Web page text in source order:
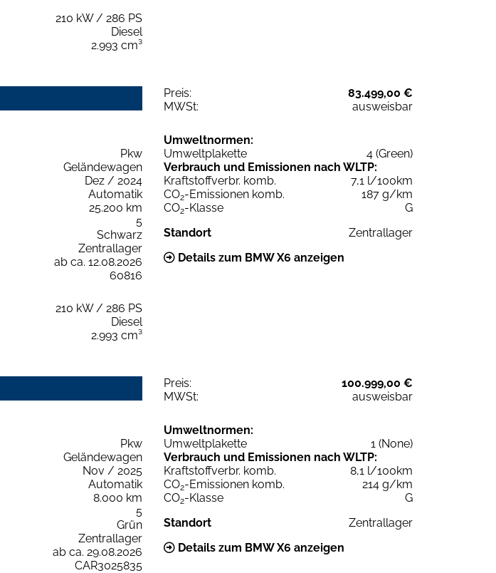
210 kW / 286 PS
Diesel
2.993 cm³
Preis:
83.499,00 €
MWSt:
ausweisbar
Pkw
Geländewagen
Dez / 2024
Automatik
25.200 km
5
Schwarz
Zentrallager
ab ca. 12.08.2026
60816
210 kW / 286 PS
Diesel
2.993 cm³
Umweltnormen:
Umweltplakette
4 (Green)
Verbrauch und Emissionen nach WLTP:
Kraftstoffverbr. komb.
7,1 l/100km
CO2-Emissionen komb.
187 g/km
CO2-Klasse
G
Standort
Zentrallager
Details zum BMW X6 anzeigen
Preis:
100.999,00 €
MWSt:
ausweisbar
Pkw
Geländewagen
Nov / 2025
Automatik
8.000 km
5
Grün
Zentrallager
ab ca. 29.08.2026
CAR3025835
Umweltnormen:
Umweltplakette
1 (None)
Verbrauch und Emissionen nach WLTP:
Kraftstoffverbr. komb.
8,1 l/100km
CO2-Emissionen komb.
214 g/km
CO2-Klasse
G
Standort
Zentrallager
Details zum BMW X6 anzeigen